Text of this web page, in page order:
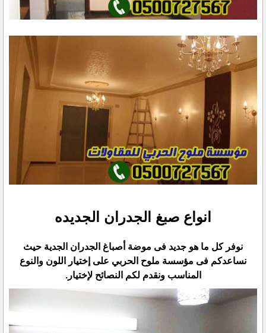
انواع صبغ الجدران الجديده
نوفر كل ما هو جديد فى موضة أصباغ الجدران الجدية حيث
نساعدكم فى مؤسسة ملوح الحربي على إختيار اللون ‏والنوع
المناسب ونقدم لكم النصائح لإختيار.‏